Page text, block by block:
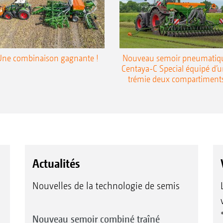
combinaison gagnante !
Nouveau semoir
Centaya-C Special équipé
trémie deux
Actualités
Nouvelles de la technologie de semis
Nouveau semoir combiné traîné